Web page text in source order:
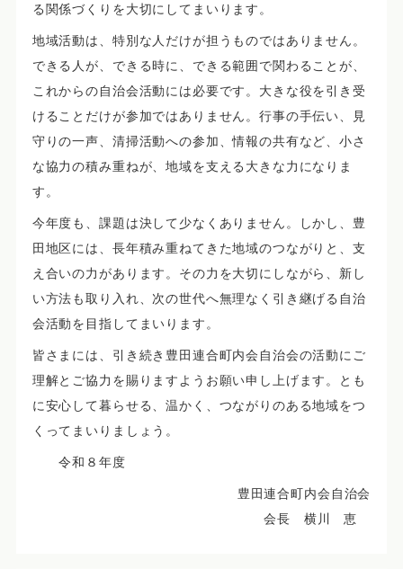
る関係づくりを大切にしてまいります。
地域活動は、特別な人だけが担うものではありません。
できる人が、できる時に、できる範囲で関わることが、
これからの自治会活動には必要です。大きな役を引き受
けることだけが参加ではありません。行事の手伝い、見
守りの一声、清掃活動への参加、情報の共有など、小さ
な協力の積み重ねが、地域を支える大きな力になりま
す。
今年度も、課題は決して少なくありません。しかし、豊
田地区には、長年積み重ねてきた地域のつながりと、支
え合いの力があります。その力を大切にしながら、新し
い方法も取り入れ、次の世代へ無理なく引き継げる自治
会活動を目指してまいります。
皆さまには、引き続き豊田連合町内会自治会の活動にご
理解とご協力を賜りますようお願い申し上げます。とも
に安心して暮らせる、温かく、つながりのある地域をつ
くってまいりましょう。
令和８年度
豊田連合町内会自治会
会長 横川 恵